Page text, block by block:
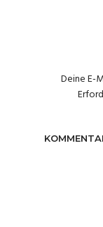
Deine E-